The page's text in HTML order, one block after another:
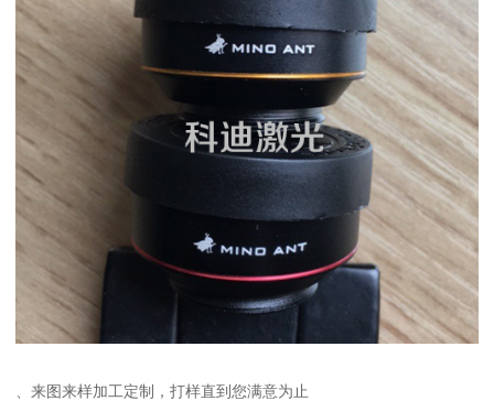
、来图来样加工定制，打样直到您满意为止